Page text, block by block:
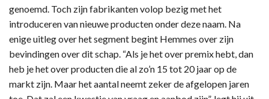
genoemd. Toch zijn fabrikanten volop bezig met het
introduceren van nieuwe producten onder deze naam. Na
enige uitleg over het segment begint Hemmes over zijn
bevindingen over dit schap. “Als je het over premix hebt, dan
heb je het over producten die al zo’n 15 tot 20 jaar op de
markt zijn. Maar het aantal neemt zeker de afgelopen jaren